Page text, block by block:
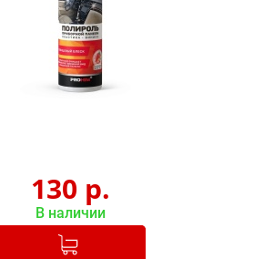
130 р.
В наличии
Добавлено в корзину